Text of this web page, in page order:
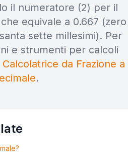
Anteprima Cosa è 2/3 come
decimale? Widget
il numeratore (2) per il
equivale a 0.667 (zero
sette millesimi). Per
e strumenti per calcoli
Calcolatrice da Frazione a
.